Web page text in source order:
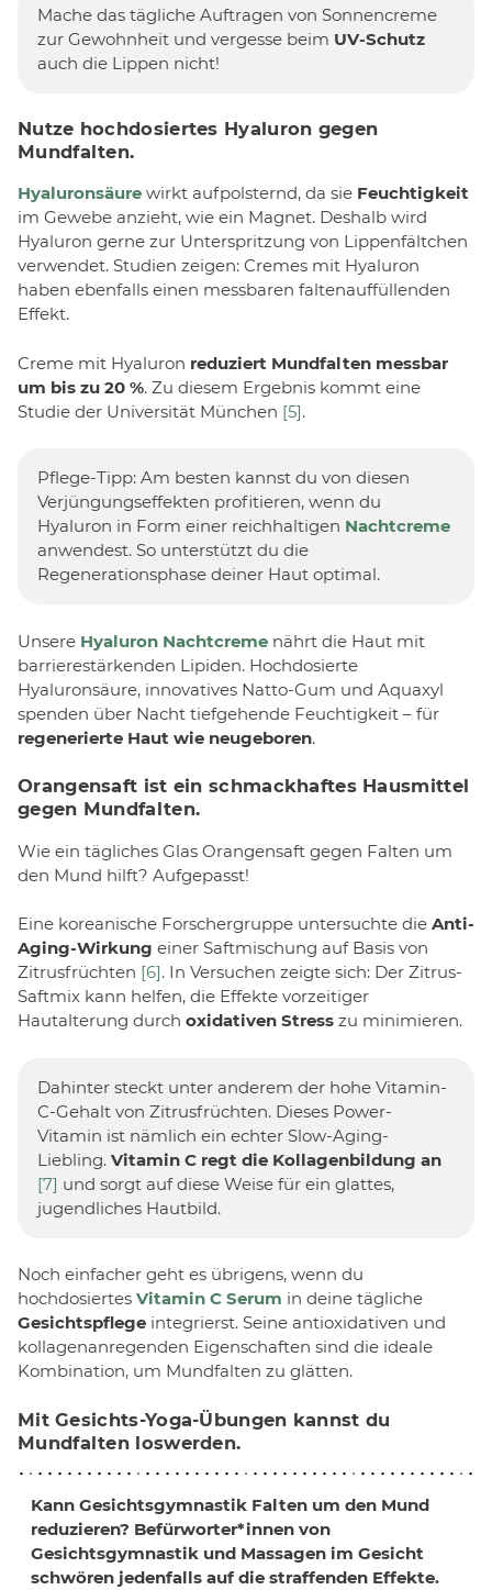
Mache das tägliche Auftragen von Sonnencreme
zur Gewohnheit und vergesse beim UV-Schutz
auch die Lippen nicht!
Nutze hochdosiertes Hyaluron gegen
Mundfalten.
Hyaluronsäure wirkt aufpolsternd, da sie Feuchtigkeit
im Gewebe anzieht, wie ein Magnet. Deshalb wird
Hyaluron gerne zur Unterspritzung von Lippenfältchen
verwendet. Studien zeigen: Cremes mit Hyaluron
haben ebenfalls einen messbaren faltenauffüllenden
Effekt.
Creme mit Hyaluron reduziert Mundfalten messbar
um bis zu 20 %. Zu diesem Ergebnis kommt eine
Studie der Universität München [5].
Pflege-Tipp: Am besten kannst du von diesen
Verjüngungseffekten profitieren, wenn du
Hyaluron in Form einer reichhaltigen Nachtcreme
anwendest. So unterstützt du die
Regenerationsphase deiner Haut optimal.
Unsere Hyaluron Nachtcreme nährt die Haut mit
barrierestärkenden Lipiden. Hochdosierte
Hyaluronsäure, innovatives Natto-Gum und Aquaxyl
spenden über Nacht tiefgehende Feuchtigkeit – für
regenerierte Haut wie neugeboren.
Orangensaft ist ein schmackhaftes Hausmittel
gegen Mundfalten.
Wie ein tägliches Glas Orangensaft gegen Falten um
den Mund hilft? Aufgepasst!
Eine koreanische Forschergruppe untersuchte die Anti-
Aging-Wirkung einer Saftmischung auf Basis von
Zitrusfrüchten [6]. In Versuchen zeigte sich: Der Zitrus-
Saftmix kann helfen, die Effekte vorzeitiger
Hautalterung durch oxidativen Stress zu minimieren.
Dahinter steckt unter anderem der hohe Vitamin-
C-Gehalt von Zitrusfrüchten. Dieses Power-
Vitamin ist nämlich ein echter Slow-Aging-
Liebling. Vitamin C regt die Kollagenbildung an
[7] und sorgt auf diese Weise für ein glattes,
jugendliches Hautbild.
Noch einfacher geht es übrigens, wenn du
hochdosiertes Vitamin C Serum in deine tägliche
Gesichtspflege integrierst. Seine antioxidativen und
kollagenanregenden Eigenschaften sind die ideale
Kombination, um Mundfalten zu glätten.
Mit Gesichts-Yoga-Übungen kannst du
Mundfalten loswerden.
Kann Gesichtsgymnastik Falten um den Mund
reduzieren? Befürworter*innen von
Gesichtsgymnastik und Massagen im Gesicht
schwören jedenfalls auf die straffenden Effekte.